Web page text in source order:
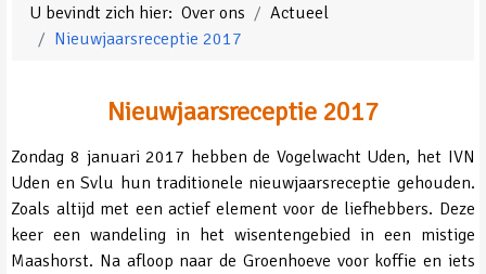
U bevindt zich hier:Over ons
Actueel
Nieuwjaarsreceptie 2017
Nieuwjaarsreceptie 2017
Zondag 8 januari 2017 hebben de Vogelwacht Uden, het IVN
Uden en Svlu hun traditionele nieuwjaarsreceptie gehouden.
Zoals altijd met een actief element voor de liefhebbers. Deze
keer een wandeling in het wisentengebied in een mistige
Maashorst. Na afloop naar de Groenhoeve voor koffie en iets